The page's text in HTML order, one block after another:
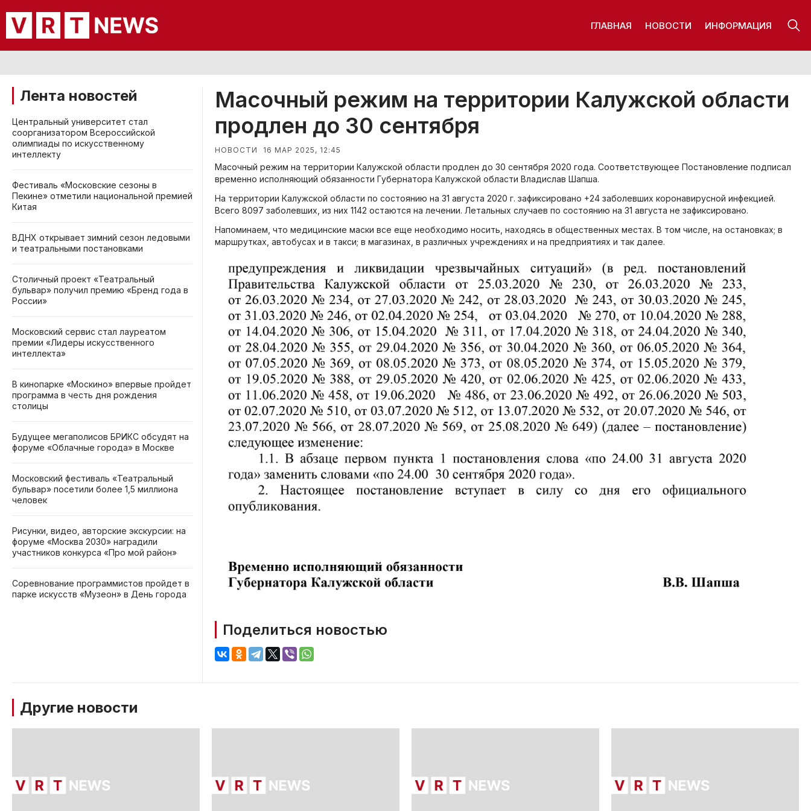
ГЛАВНАЯ НОВОСТИ ИНФОРМАЦИЯ
Лента новостей
Центральный университет стал
соорганизатором Всероссийской
олимпиады по искусственному
интеллекту
Фестиваль «Московские сезоны в
Пекине» отметили национальной премией
Китая
ВДНХ открывает зимний сезон ледовыми
и театральными постановками
Столичный проект «Театральный
бульвар» получил премию «Бренд года в
России»
Московский сервис стал лауреатом
премии «Лидеры искусственного
интеллекта»
В кинопарке «Москино» впервые пройдет
программа в честь дня рождения
столицы
Будущее мегаполисов БРИКС обсудят на
форуме «Облачные города» в Москве
Московский фестиваль «Театральный
бульвар» посетили более 1,5 миллиона
человек
Рисунки, видео, авторские экскурсии: на
форуме «Москва 2030» наградили
участников конкурса «Про мой район»
Соревнование программистов пройдет в
парке искусств «Музеон» в День города
Масочный режим на территории Калужской области
продлен до 30 сентября
НОВОСТИ 16 МАР 2025, 12:45
Масочный режим на территории Калужской области продлен до 30 сентября 2020 года. Соответствующее Постановление подписал
временно исполняющий обязанности Губернатора Калужской области Владислав Шапша.
На территории Калужской области по состоянию на 31 августа 2020 г. зафиксировано +24 заболевших коронавирусной инфекцией.
Всего 8097 заболевших, из них 1142 остаются на лечении. Летальных случаев по состоянию на 31 августа не зафиксировано.
Напоминаем, что медицинские маски все еще необходимо носить, находясь в общественных местах. В том числе, на остановках; в
маршрутках, автобусах и в такси; в магазинах, в различных учреждениях и на предприятиях и так далее.
Поделиться новостью
Другие новости